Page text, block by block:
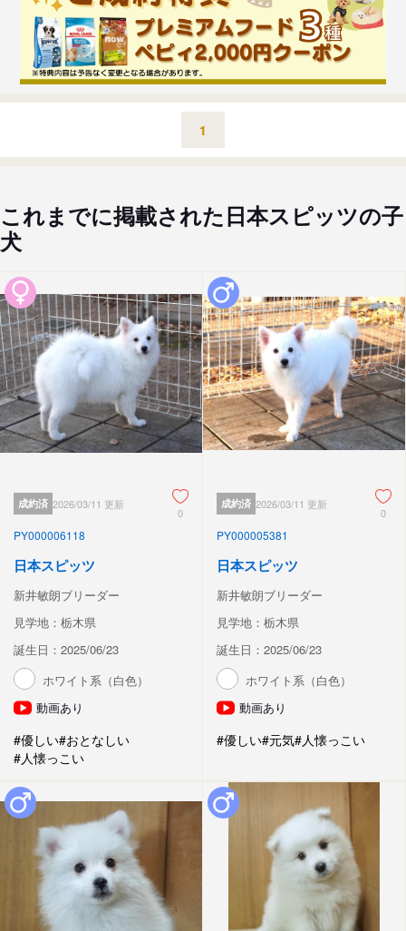
1
これまでに掲載された日本スピッツの子
犬
成約済 2026/03/11 更新
0
PY000006118
日本スピッツ
新井敏朗ブリーダー
見学地：栃木県
誕生日：2025/06/23
ホワイト系（白色）
動画あり
#優しい#おとなしい
#人懐っこい
成約済 2026/03/11 更新
0
PY000005381
日本スピッツ
新井敏朗ブリーダー
見学地：栃木県
誕生日：2025/06/23
ホワイト系（白色）
動画あり
#優しい#元気#人懐っこい